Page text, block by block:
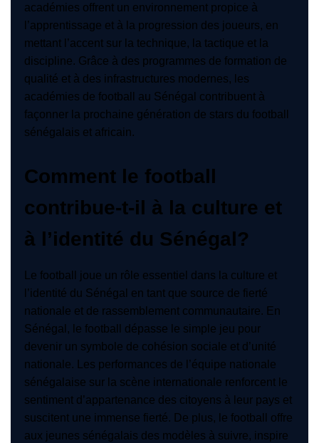
académies offrent un environnement propice à
l’apprentissage et à la progression des joueurs, en
mettant l’accent sur la technique, la tactique et la
discipline. Grâce à des programmes de formation de
qualité et à des infrastructures modernes, les
académies de football au Sénégal contribuent à
façonner la prochaine génération de stars du football
sénégalais et africain.
Comment le football
contribue-t-il à la culture et
à l’identité du Sénégal?
Le football joue un rôle essentiel dans la culture et
l’identité du Sénégal en tant que source de fierté
nationale et de rassemblement communautaire. En
Sénégal, le football dépasse le simple jeu pour
devenir un symbole de cohésion sociale et d’unité
nationale. Les performances de l’équipe nationale
sénégalaise sur la scène internationale renforcent le
sentiment d’appartenance des citoyens à leur pays et
suscitent une immense fierté. De plus, le football offre
aux jeunes sénégalais des modèles à suivre, inspire